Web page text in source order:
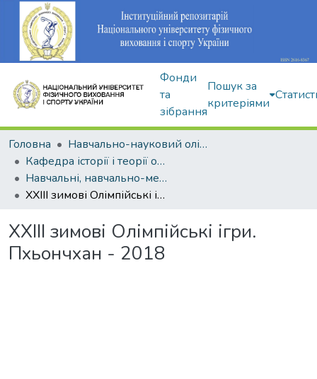
Фонди
та
зібрання
Пошук за
критеріями
Головна
Навчально-науковий олімпійський інститут
Кафедра історії і теорії олімпійського спорту
Навчальні, навчально-методичні видання
XXIII зимові Олімпійські ігри. Пхьончхан - 2018
XXIII зимові Олімпійські ігри.
Пхьончхан - 2018